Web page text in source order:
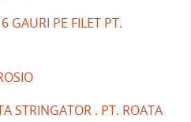
GAURI PE FILET PT.
STRINGATOR . PT. ROATA